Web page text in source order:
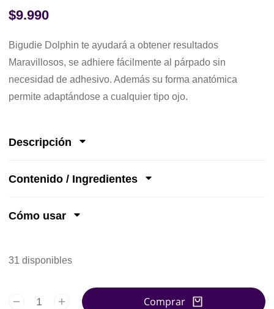
$9.990
Bigudie Dolphin te ayudará a obtener resultados
Maravillosos, se adhiere fácilmente al párpado sin
necesidad de adhesivo. Además su forma anatómica
permite adaptándose a cualquier tipo ojo.
Descripción
Contenido / Ingredientes
Cómo usar
31 disponibles
Comprar